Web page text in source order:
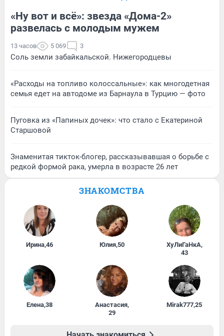
«Ну вот и всё»: звезда «Дома-2»
развелась с молодым мужем
13 часов 5 069 3
Соль земли забайкальской. Нижегородцевы
«Расходы на топливо колоссальные»: как многодетная
семья едет на автодоме из Барнаула в Турцию — фото
Пуговка из «Папиных дочек»: что стало с Екатериной
Старшовой
Знаменитая тикток-блогер, рассказывавшая о борьбе с
редкой формой рака, умерла в возрасте 26 лет
ЗНАКОМСТВА
Ирина,46 Юлия,50 ХуЛиГаНкА,
43
Елена,38 Анастасия,
29
Mirak777,25